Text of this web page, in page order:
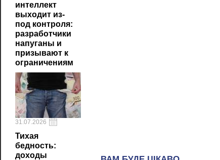
интеллект
выходит из-
под контроля:
разработчики
напуганы и
призывают к
ограничениям
31.07.2026
Тихая
бедность:
доходы